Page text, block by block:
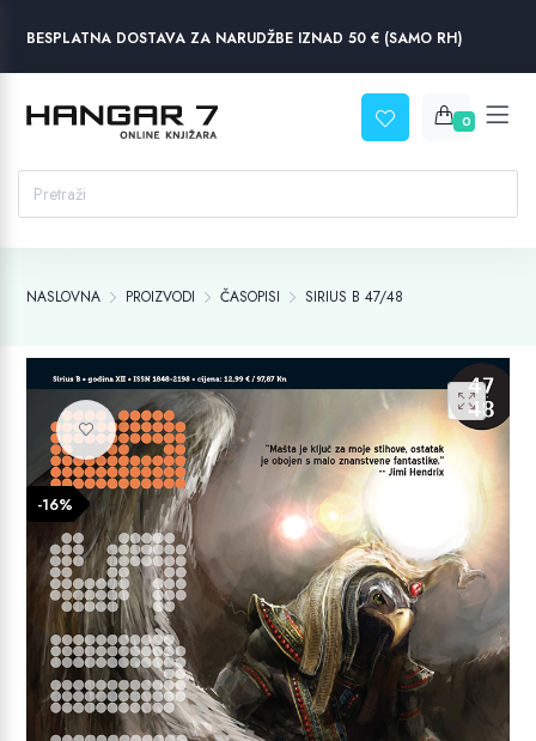
BESPLATNA DOSTAVA ZA NARUDŽBE IZNAD 50 € (SAMO RH)
0
NASLOVNA PROIZVODI ČASOPISI SIRIUS B 47/48
Dodaj na listu želja
-16%